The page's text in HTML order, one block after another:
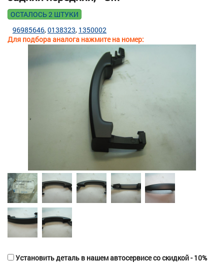
ОСТАЛОСЬ 2 ШТУКИ
Для подбора аналога нажмите на номер:
96985646 0138323 1350002
Установить деталь в нашем автосервисе со скидкой - 10%